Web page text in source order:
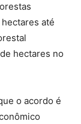
até
hectares no
o acordo é